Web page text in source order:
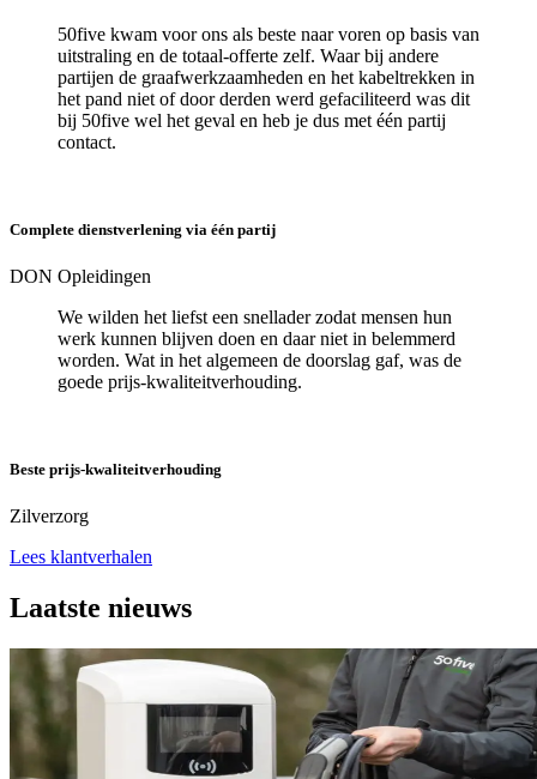
50five kwam voor ons als beste naar voren op basis van
uitstraling en de totaal-offerte zelf. Waar bij andere
partijen de graafwerkzaamheden en het kabeltrekken in
het pand niet of door derden werd gefaciliteerd was dit
bij 50five wel het geval en heb je dus met één partij
contact.
Complete dienstverlening via één partij
DON Opleidingen
We wilden het liefst een snellader zodat mensen hun
werk kunnen blijven doen en daar niet in belemmerd
worden. Wat in het algemeen de doorslag gaf, was de
goede prijs-kwaliteitverhouding.
Beste prijs-kwaliteitverhouding
Zilverzorg
Lees klantverhalen
Laatste nieuws